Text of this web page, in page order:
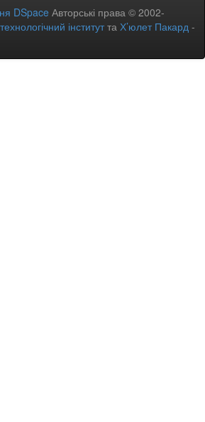
DSpace Авторські права © 2002-
інститутта Х’юлет Пакард -